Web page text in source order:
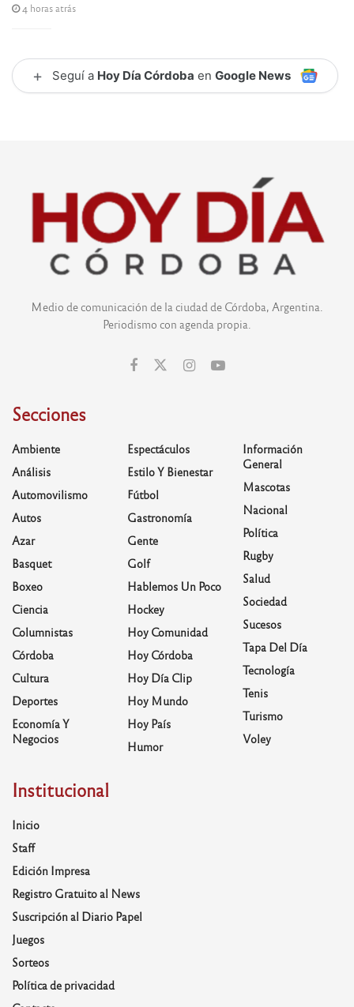
4 horas atrás
+ Seguí a Hoy Día Córdoba en Google News
Medio de comunicación de la ciudad de Córdoba, Argentina.
Periodismo con agenda propia.
Secciones
Ambiente
Análisis
Automovilismo
Autos
Azar
Basquet
Boxeo
Ciencia
Columnistas
Córdoba
Cultura
Deportes
Economía Y
Negocios
Espectáculos
Estilo Y Bienestar
Fútbol
Gastronomía
Gente
Golf
Hablemos Un Poco
Hockey
Hoy Comunidad
Hoy Córdoba
Hoy Día Clip
Hoy Mundo
Hoy País
Humor
Información
General
Mascotas
Nacional
Política
Rugby
Salud
Sociedad
Sucesos
Tapa Del Día
Tecnología
Tenis
Turismo
Voley
Institucional
Inicio
Staff
Edición Impresa
Registro Gratuito al News
Suscripción al Diario Papel
Juegos
Sorteos
Política de privacidad